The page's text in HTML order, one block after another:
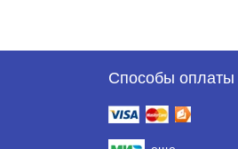
Способы оплаты